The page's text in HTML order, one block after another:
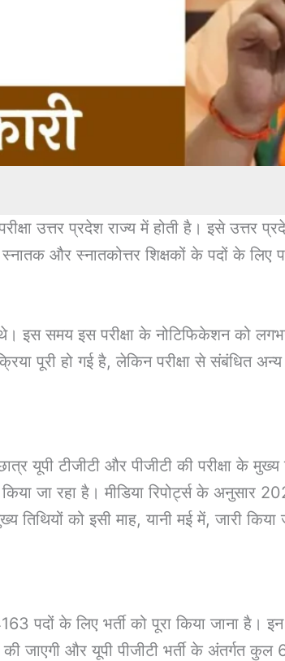
उत्तर प्रदेश राज्य में होती है। इसे उत्तर
और स्नातकोत्तर शिक्षकों के पदों के लिए
इस परीक्षा के नोटिफिकेशन को लगभग
पूरी हो गई है, लेकिन परीक्षा से संबंधित
यूपी टीजीटी और पीजीटी की परीक्षा के
किया जा रहा है। मीडिया रिपोर्ट्स के अनुसार
तिथियों को इसी माह, यानी मई में, जारी
पदों के लिए भर्ती को पूरा किया जाना है।
जाएगी और यूपी पीजीटी भर्ती के अंतर्गत